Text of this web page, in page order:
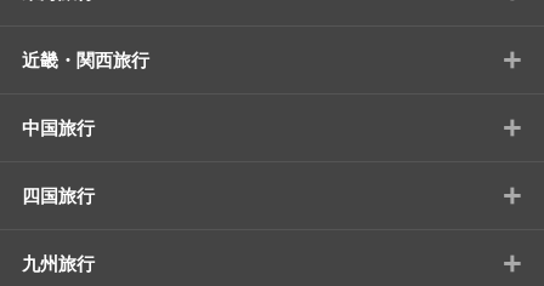
近畿・関西旅行 +
中国旅行 +
四国旅行 +
九州旅行 +